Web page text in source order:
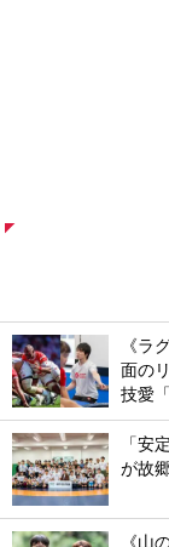
《ラ
面の
技愛
「安
が故
《山